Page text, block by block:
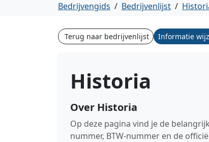
Bedrijvengids / Bedrijvenlijst /
Terug naar bedrijvenlijst Informatie
Historia
Over Historia
Op deze pagina vind je de
nummer, BTW-nummer en de